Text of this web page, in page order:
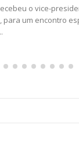
o vice-
para um encontro